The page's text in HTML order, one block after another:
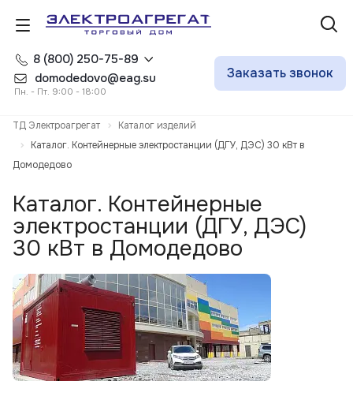
8 (800) 250-75-89
domodedovo@eag.su
Пн. - Пт. 9:00 - 18:00
Заказать звонок
ТД Электроагрегат
Каталог изделий
Каталог. Контейнерные электростанции (ДГУ, ДЭС) 30 кВт в
Домодедово
Каталог. Контейнерные
электростанции (ДГУ, ДЭС)
30 кВт в Домодедово